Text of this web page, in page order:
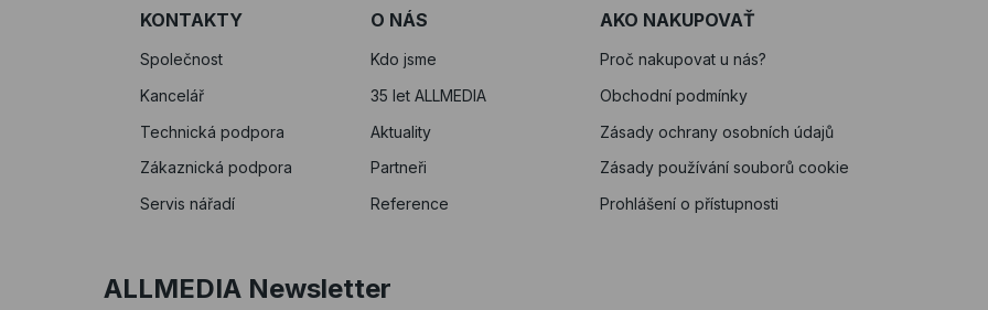
KONTAKTY
Společnost
Kancelář
Technická podpora
Zákaznická podpora
Servis nářadí
O NÁS
Kdo jsme
35 let ALLMEDIA
Aktuality
Partneři
Reference
AKO NAKUPOVAŤ
Proč nakupovat u nás?
Obchodní podmínky
Zásady ochrany osobních údajů
Zásady používání souborů cookie
Prohlášení o přístupnosti
ALLMEDIA Newsletter